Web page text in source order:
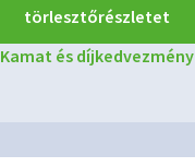
törlesztőrészletet
Kamat és díjkedvezmény